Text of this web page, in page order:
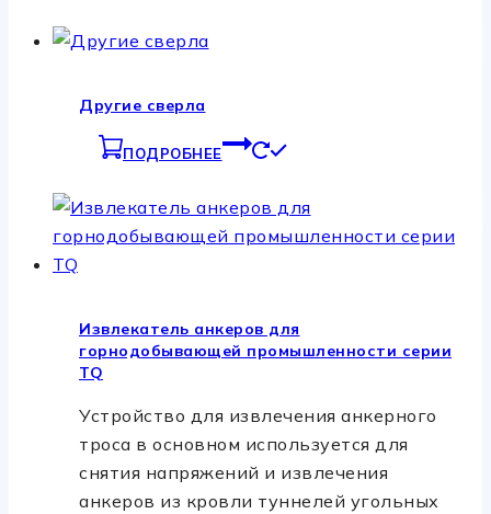
Другие сверла
ПОДРОБНЕЕ
Извлекатель анкеров для
горнодобывающей промышленности серии
TQ
Устройство для извлечения анкерного
троса в основном используется для
снятия напряжений и извлечения
анкеров из кровли туннелей угольных